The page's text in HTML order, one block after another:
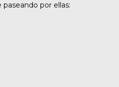
por ellas: